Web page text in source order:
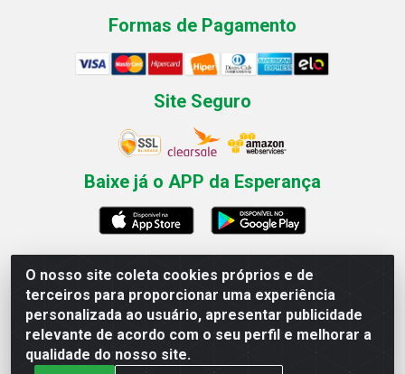
O nosso site coleta cookies próprios e de
terceiros para proporcionar uma experiência
personalizada ao usuário, apresentar publicidade
relevante de acordo com o seu perfil e melhorar a
qualidade do nosso site.
Formas de Pagamento
Site Seguro
Baixe já o APP da Esperança
Esperança Nordeste - Rua Professor Caldas Filho, 291 -
Estância - Recife / PE CEP: 50771-335 - CNPJ
03.666.136/0001-23